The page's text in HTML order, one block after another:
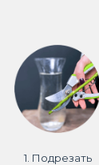
1. Подрезать